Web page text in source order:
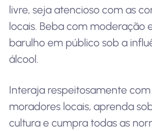
livre, seja atencioso com as
locais. Beba com moderação
barulho em público sob a
álcool.
Interaja respeitosamente com
moradores locais, aprenda
cultura e cumpra todas as